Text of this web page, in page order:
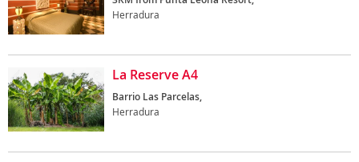
Herradura
La Reserve A4
Barrio Las Parcelas,
Herradura